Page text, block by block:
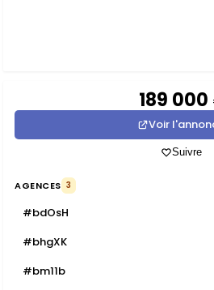
189 000
Voir
Suivre
AGENCES 3
#bdOsH
#bhgXK
#bm11b